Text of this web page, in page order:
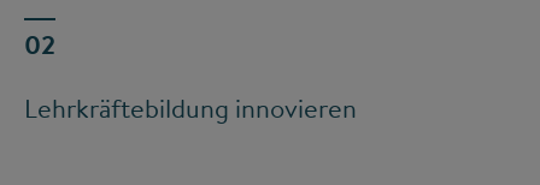
Lehrkräftebildung innovieren